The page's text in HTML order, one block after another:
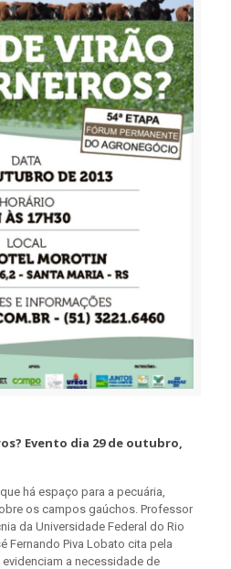
Evento dia 29 de outubro,
há espaço para a pecuária,
os campos gaúchos. Professor
da Universidade Federal do Rio
Fernando Piva Lobato cita pela
a necessidade de